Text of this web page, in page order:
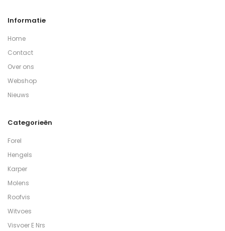
Informatie
Home
Contact
Over ons
Webshop
Nieuws
Categorieën
Forel
Hengels
Karper
Molens
Roofvis
Witvoes
Visvoer E Nrs